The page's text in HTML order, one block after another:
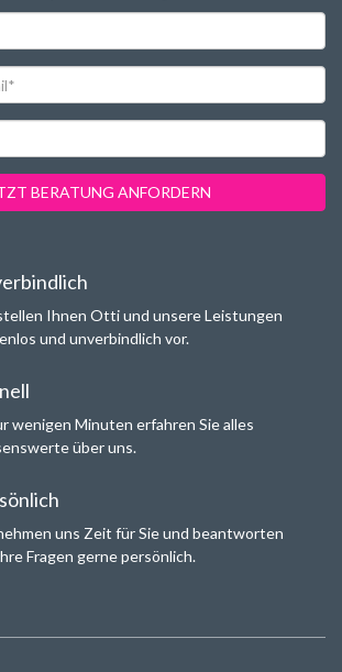
oder
Email*
BERATUNG ANFORDERN
Ihnen Otti und unsere Leistungen
und unverbindlich vor.
wenigen Minuten erfahren Sie alles
über uns.
uns Zeit für Sie und beantworten
Fragen gerne persönlich.